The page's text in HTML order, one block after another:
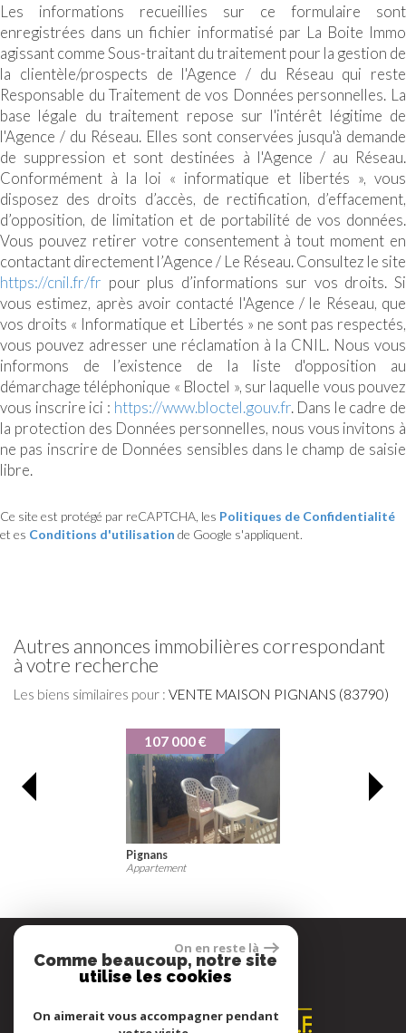
Les informations recueillies sur ce formulaire sont
enregistrées dans un fichier informatisé par La Boite Immo
agissant comme Sous-traitant du traitement pour la gestion de
la clientèle/prospects de l'Agence / du Réseau qui reste
Responsable du Traitement de vos Données personnelles. La
base légale du traitement repose sur l'intérêt légitime de
l'Agence / du Réseau. Elles sont conservées jusqu'à demande
de suppression et sont destinées à l'Agence / au Réseau.
Conformément à la loi « informatique et libertés », vous
disposez des droits d’accès, de rectification, d’effacement,
d’opposition, de limitation et de portabilité de vos données.
Vous pouvez retirer votre consentement à tout moment en
contactant directement l’Agence / Le Réseau. Consultez le site
https://cnil.fr/fr pour plus d’informations sur vos droits. Si
vous estimez, après avoir contacté l'Agence / le Réseau, que
vos droits « Informatique et Libertés » ne sont pas respectés,
vous pouvez adresser une réclamation à la CNIL. Nous vous
informons de l’existence de la liste d'opposition au
démarchage téléphonique « Bloctel », sur laquelle vous pouvez
vous inscrire ici : https://www.bloctel.gouv.fr. Dans le cadre de
la protection des Données personnelles, nous vous invitons à
ne pas inscrire de Données sensibles dans le champ de saisie
libre.
Ce site est protégé par reCAPTCHA, les Politiques de Confidentialité
et es Conditions d'utilisation de Google s'appliquent.
autres annonces immobilières correspondant
à votre recherche
Les biens similaires pour : VENTE MAISON PIGNANS (83790)
107 000 €
Pignans
Appartement
Espace propriétaire
On en reste là
Comme beaucoup, notre site
utilise les cookies
On aimerait vous accompagner pendant